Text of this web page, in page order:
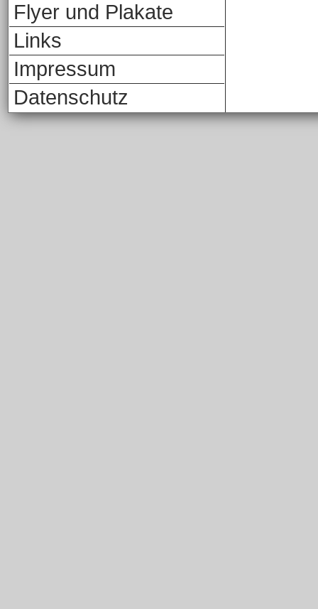
Flyer und Plakate
Links
Impressum
Datenschutz